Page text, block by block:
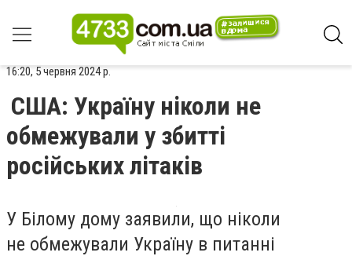
16:20, 5 червня 2024 р.
США: Україну ніколи не
обмежували у збитті
російських літаків
У Білому дому заявили, що ніколи
не обмежували Україну в питанні